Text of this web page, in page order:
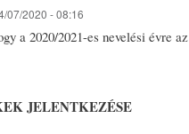
07/2020 - 08:16
a 2020/2021-es nevelési évre az
JELENTKEZÉSE